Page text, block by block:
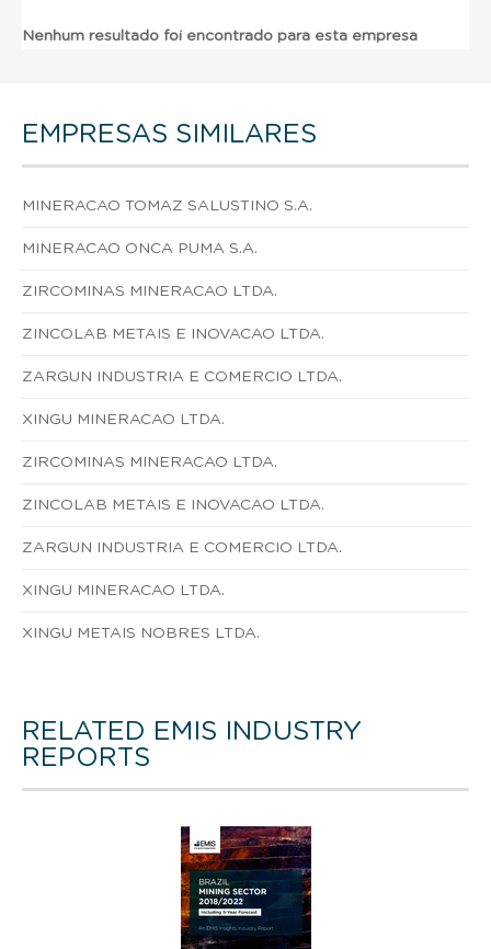
Nenhum resultado foi encontrado para esta empresa
EMPRESAS SIMILARES
MINERACAO TOMAZ SALUSTINO S.A.
MINERACAO ONCA PUMA S.A.
ZIRCOMINAS MINERACAO LTDA.
ZINCOLAB METAIS E INOVACAO LTDA.
ZARGUN INDUSTRIA E COMERCIO LTDA.
XINGU MINERACAO LTDA.
ZIRCOMINAS MINERACAO LTDA.
ZINCOLAB METAIS E INOVACAO LTDA.
ZARGUN INDUSTRIA E COMERCIO LTDA.
XINGU MINERACAO LTDA.
XINGU METAIS NOBRES LTDA.
RELATED EMIS INDUSTRY
REPORTS